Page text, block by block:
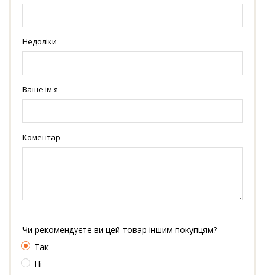
Недоліки
Ваше ім'я
Коментар
Чи рекомендуєте ви цей товар іншим покупцям?
Так
Ні